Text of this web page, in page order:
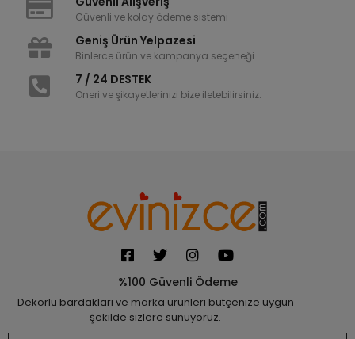
Güvenli ve kolay ödeme sistemi
Geniş Ürün Yelpazesi
Binlerce ürün ve kampanya seçeneği
7 / 24 DESTEK
Öneri ve şikayetlerinizi bize iletebilirsiniz.
%100 Güvenli Ödeme
Dekorlu bardakları ve marka ürünleri bütçenize uygun
şekilde sizlere sunuyoruz.